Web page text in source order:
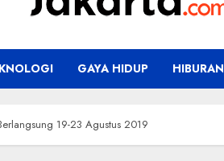
GAYA HIDUP HIBURAN
19-23 Agustus 2019